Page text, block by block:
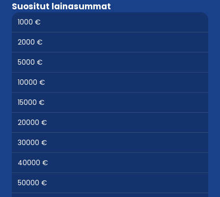
Suositut lainasummat
1000 €
2000 €
5000 €
10000 €
15000 €
20000 €
30000 €
40000 €
50000 €